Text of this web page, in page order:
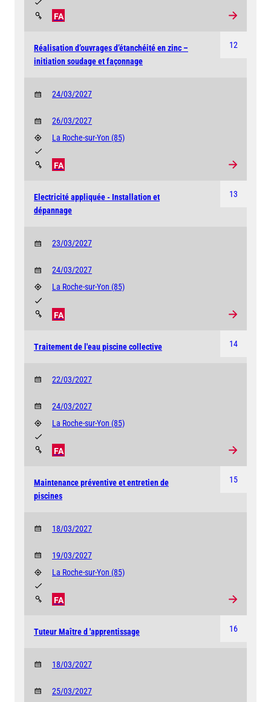
FA
12
Réalisation d’ouvrages d’étanchéité en zinc –
initiation soudage et façonnage
24/03/2027
26/03/2027
La Roche-sur-Yon (85)
FA
13
Electricité appliquée - Installation et
dépannage
23/03/2027
24/03/2027
La Roche-sur-Yon (85)
FA
14
Traitement de l'eau piscine collective
22/03/2027
24/03/2027
La Roche-sur-Yon (85)
FA
15
Maintenance préventive et entretien de
piscines
18/03/2027
19/03/2027
La Roche-sur-Yon (85)
FA
16
Tuteur Maître d 'apprentissage
18/03/2027
25/03/2027